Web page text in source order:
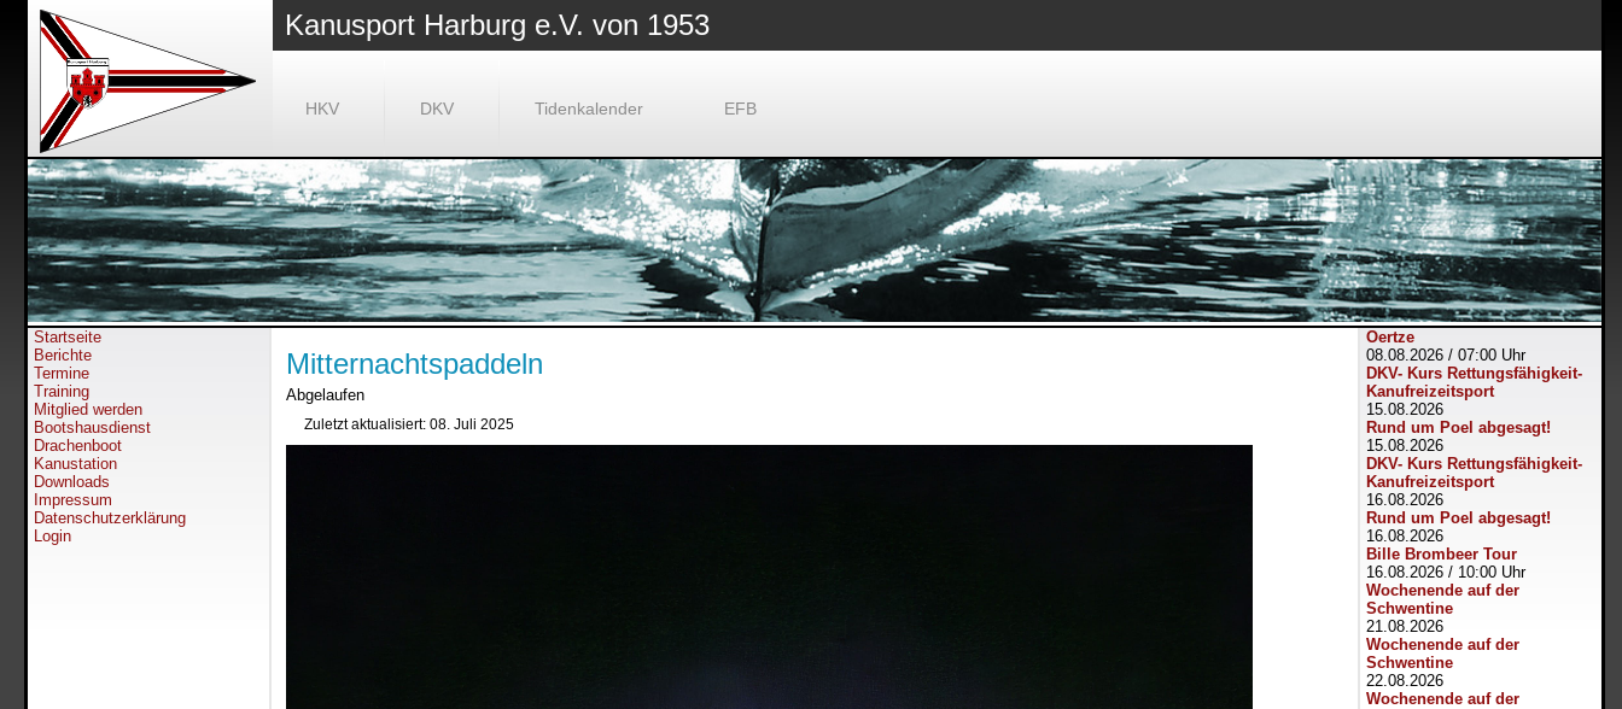
Kanusport Harburg e.V. von 1953
HKV DKV Tidenkalender EFB
Startseite
Berichte
Termine
Training
Mitglied werden
Bootshausdienst
Drachenboot
Kanustation
Downloads
Impressum
Datenschutzerklärung
Login
Oertze
08.08.2026 / 07:00 Uhr
DKV- Kurs Rettungsfähigkeit-
Kanufreizeitsport
15.08.2026
Rund um Poel abgesagt!
15.08.2026
DKV- Kurs Rettungsfähigkeit-
Kanufreizeitsport
16.08.2026
Rund um Poel abgesagt!
16.08.2026
Bille Brombeer Tour
16.08.2026 / 10:00 Uhr
Wochenende auf der
Schwentine
21.08.2026
Wochenende auf der
Schwentine
22.08.2026
Wochenende auf der
Mitternachtspaddeln
Abgelaufen
Zuletzt aktualisiert: 08. Juli 2025